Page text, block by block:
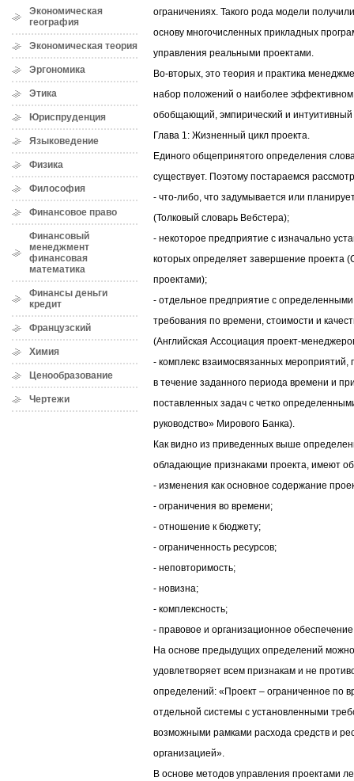
Экономическая
география
Экономическая теория
Эргономика
Этика
Юриспруденция
Языковедение
Физика
Философия
Финансовое право
Финансовый
менеджмент
финансовая
математика
Финансы деньги
кредит
Французский
Химия
Ценообразование
Чертежи
ограничениях. Такого рода модели
основу многочисленных прикладных
управления реальными проектами.
Во-вторых, это теория и практика
набор положений о наиболее
обобщающий, эмпирический и интуитивный
Глава 1: Жизненный цикл проекта.
Единого общепринятого определения
существует. Поэтому постараемся
- что-либо, что задумывается или
(Толковый словарь Вебстера);
- некоторое предприятие с изначально
которых определяет завершение проекта
проектами);
- отдельное предприятие с
требования по времени, стоимости и
(Английская Ассоциация проект-
- комплекс взаимосвязанных
в течение заданного периода времени и
поставленных задач с четко
руководство» Мирового Банка).
Как видно из приведенных выше
обладающие признаками проекта, имеют
- изменения как основное содержание
- ограничения во времени;
- отношение к бюджету;
- ограниченность ресурсов;
- неповторимость;
- новизна;
- комплексность;
- правовое и организационное
На основе предыдущих определений
удовлетворяет всем признакам и не
определений: «Проект – ограниченное по
отдельной системы с установленными
возможными рамками расхода средств и
организацией».
В основе методов управления проектами